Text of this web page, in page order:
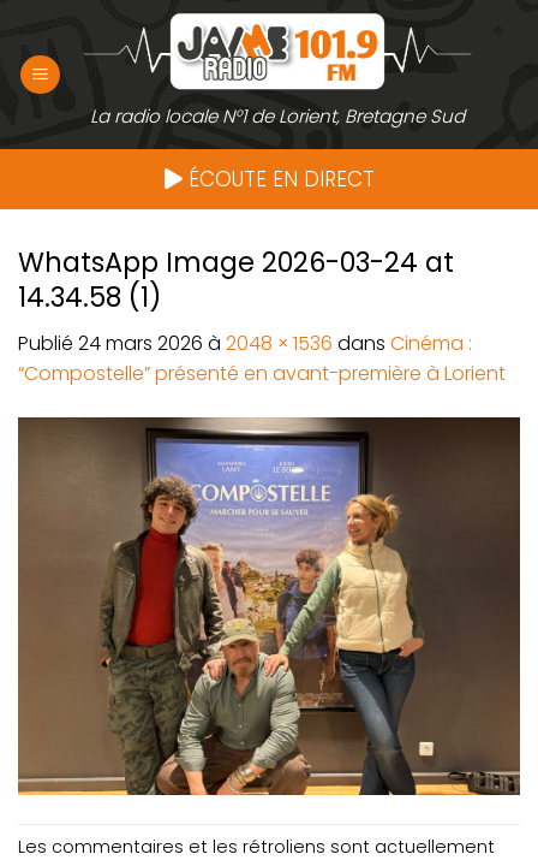
contenu
La radio locale N°1 de Lorient, Bretagne Sud
ÉCOUTE EN DIRECT
WhatsApp Image 2026-03-24 at
14.34.58 (1)
Publié 24 mars 2026 à 2048 × 1536 dans Cinéma :
“Compostelle” présenté en avant-première à Lorient
Les commentaires et les rétroliens sont actuellement